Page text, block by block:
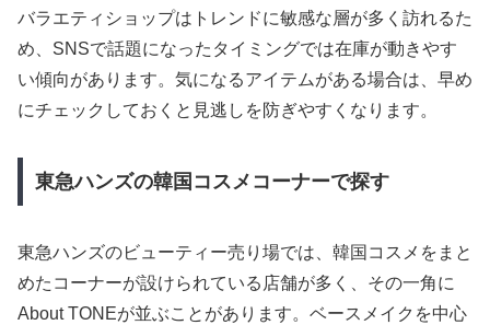
バラエティショップはトレンドに敏感な層が多く訪れるた
め、SNSで話題になったタイミングでは在庫が動きやす
い傾向があります。気になるアイテムがある場合は、早め
にチェックしておくと見逃しを防ぎやすくなります。
東急ハンズの韓国コスメコーナーで探す
東急ハンズのビューティー売り場では、韓国コスメをまと
めたコーナーが設けられている店舗が多く、その一角に
About TONEが並ぶことがあります。ベースメイクを中心